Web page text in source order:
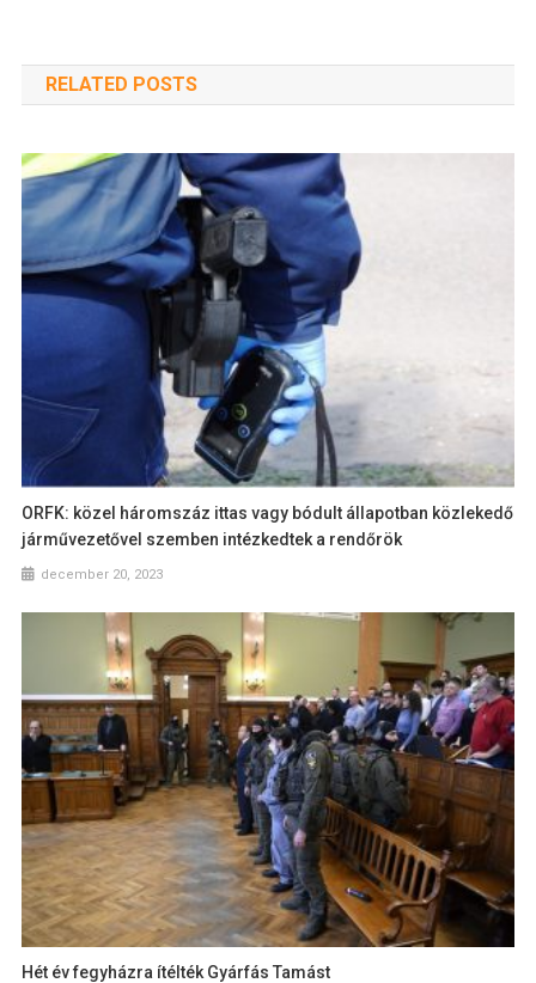
RELATED POSTS
ORFK: közel háromszáz ittas vagy bódult állapotban közlekedő
járművezetővel szemben intézkedtek a rendőrök
december 20, 2023
Hét év fegyházra ítélték Gyárfás Tamást